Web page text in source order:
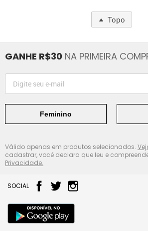
Topo
GANHE R$30 NA PRIMEIRA
Feminino
Válido apenas em produtos selecionados.
cadastrar, você declara que leu e
Privacidade.
SOCIAL